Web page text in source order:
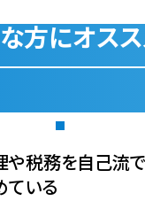
方にオス
や税務を自己流で
ている